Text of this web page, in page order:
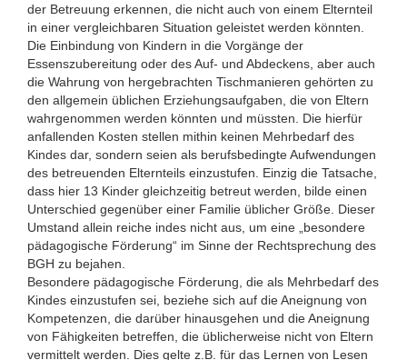
der Betreuung erkennen, die nicht auch von einem Elternteil
in einer vergleichbaren Situation geleistet werden könnten.
Die Einbindung von Kindern in die Vorgänge der
Essenszubereitung oder des Auf- und Abdeckens, aber auch
die Wahrung von hergebrachten Tischmanieren gehörten zu
den allgemein üblichen Erziehungsaufgaben, die von Eltern
wahrgenommen werden könnten und müssten. Die hierfür
anfallenden Kosten stellen mithin keinen Mehrbedarf des
Kindes dar, sondern seien als berufsbedingte Aufwendungen
des betreuenden Elternteils einzustufen. Einzig die Tatsache,
dass hier 13 Kinder gleichzeitig betreut werden, bilde einen
Unterschied gegenüber einer Familie üblicher Größe. Dieser
Umstand allein reiche indes nicht aus, um eine „besondere
pädagogische Förderung“ im Sinne der Rechtsprechung des
BGH zu bejahen.
Besondere pädagogische Förderung, die als Mehrbedarf des
Kindes einzustufen sei, beziehe sich auf die Aneignung von
Kompetenzen, die darüber hinausgehen und die Aneignung
von Fähigkeiten betreffen, die üblicherweise nicht von Eltern
vermittelt werden. Dies gelte z.B. für das Lernen von Lesen